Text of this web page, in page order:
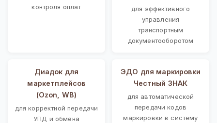
контроля оплат
для эффективного
управления
транспортным
документооборотом
Диадок для
маркетплейсов
(Ozon, WB)
для корректной передачи
УПД и обмена
ЭДО для маркировки
Честный ЗНАК
для автоматической
передачи кодов
маркировки в систему